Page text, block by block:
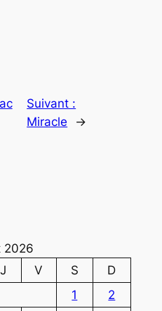
Suivant :
Miracle
→
2026
J V S
D
1
2